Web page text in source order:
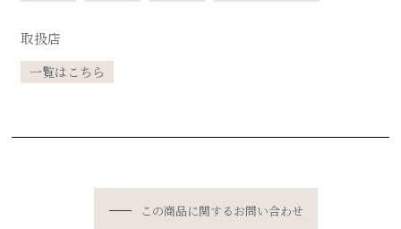
取扱店
一覧はこちら
この商品に関するお問い合わせ